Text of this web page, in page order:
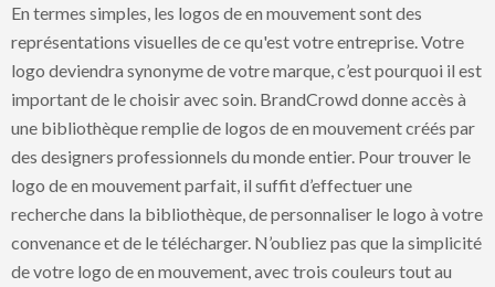
En termes simples, les logos de en mouvement sont des
représentations visuelles de ce qu'est votre entreprise. Votre
logo deviendra synonyme de votre marque, c’est pourquoi il est
important de le choisir avec soin. BrandCrowd donne accès à
une bibliothèque remplie de logos de en mouvement créés par
des designers professionnels du monde entier. Pour trouver le
logo de en mouvement parfait, il suffit d’effectuer une
recherche dans la bibliothèque, de personnaliser le logo à votre
convenance et de le télécharger. N’oubliez pas que la simplicité
de votre logo de en mouvement, avec trois couleurs tout au